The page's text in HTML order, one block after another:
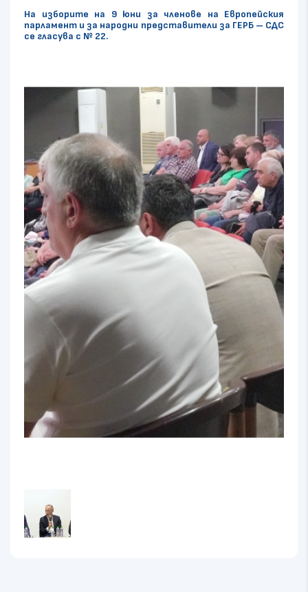
На изборите на 9 юни за членове на Европейския
парламент и за народни представители за ГЕРБ – СДС
се гласува с № 22.